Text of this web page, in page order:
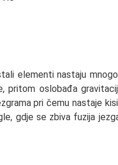
elementi nastaju
pritom oslobađa
pri čemu nastaje
gdje se zbiva fuzija